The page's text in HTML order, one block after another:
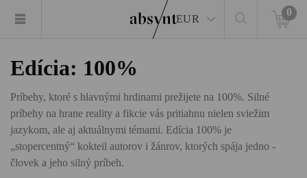
EUR
0
Edícia: 100%
Príbehy, ktoré s hlavnými hrdinami prežijete na 100%. Silné
príbehy na hrane reality a fikcie vás pritiahnu nielen sviežim
jazykom, ale aj aktuálnymi témami. Edícia 100% je
„stopercentný“ kokteil autorov i žánrov, ktorých spája jedno -
človek a jeho silný príbeh.